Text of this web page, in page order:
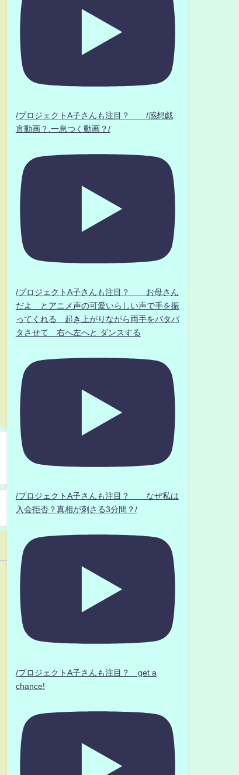
/プロジェクトA子さんも注目？ /感想戯
言動画？.一息つく動画？/
/プロジェクトA子さんも注目？ お母さん
だよ とアニメ声の可愛いらしい声で手を振
ってくれる 起き上がりながら両手をパタパ
タさせて 右へ左へと ダンスする
/プロジェクトA子さんも注目？ なぜ私は
入会拒否？真相が刺さる3分間？/
/プロジェクトA子さんも注目？ get a
chance!